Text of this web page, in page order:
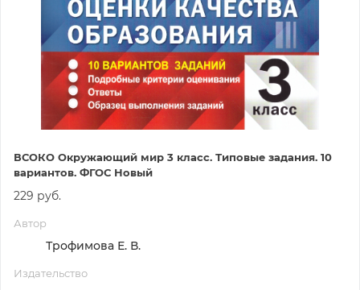
ВСОКО Окружающий мир 3 класс. Типовые задания. 10
вариантов. ФГОС Новый
229 руб.
Автор
Трофимова Е. В.
Издательство